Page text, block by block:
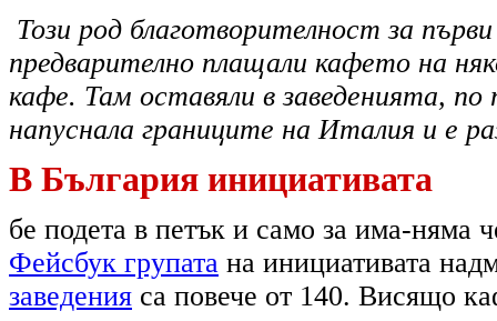
Този род благотворителност за
предварително плащали кафето на
кафе. Там оставяли в заведенията,
напуснала границите на Италия и е
В България инициативата
бе подета в петък и само за има-няма
Фейсбук групата на инициативата
заведения са повече от 140. Висящо